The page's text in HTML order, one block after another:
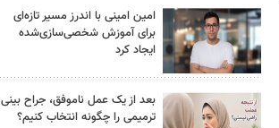
امین امینی با اندرز مسیر تازه‌ای
برای آموزش شخصی‌سازی‌شده
ایجاد کرد
بعد از یک عمل ناموفق، جراح بینی
ترمیمی را چگونه انتخاب کنیم؟